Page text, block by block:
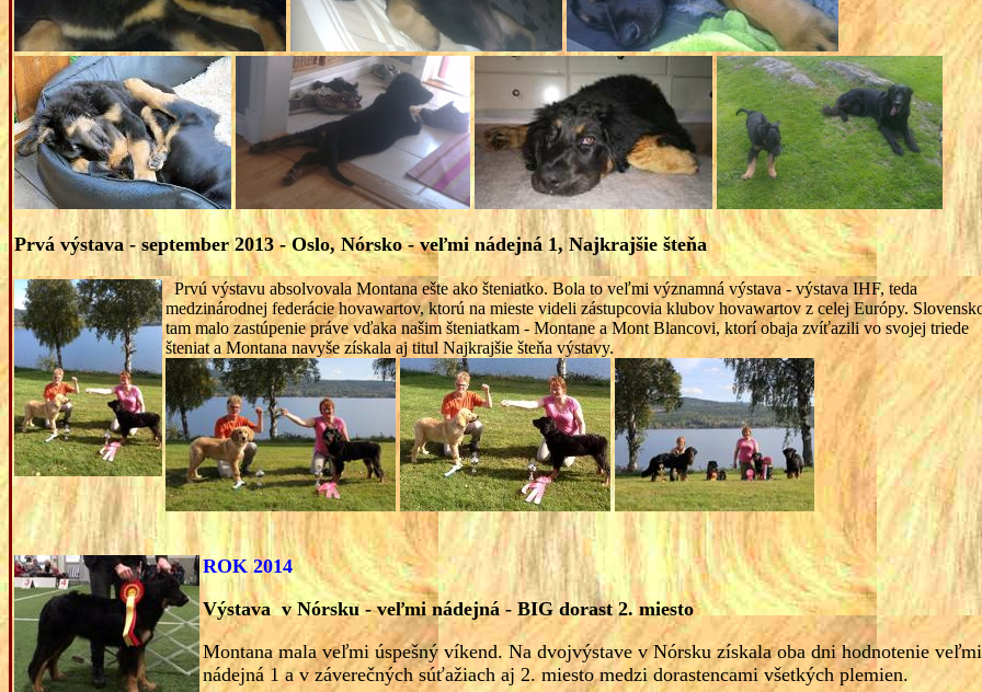
Prvá výstava - september 2013 - Oslo, Nórsko - veľmi nádejná 1, Najkrajšie šteňa
Prvú výstavu absolvovala Montana ešte ako šteniatko. Bola to veľmi významná výstava - výstava IHF, teda
medzinárodnej federácie hovawartov, ktorú na mieste videli zástupcovia klubov hovawartov z celej Európy.
tam malo zastúpenie práve vďaka našim šteniatkam - Montane a Mont Blancovi, ktorí obaja zvíťazili vo svojej triede
šteniat a Montana navyše získala aj titul Najkrajšie šteňa výstavy.
ROK 2014
Výstava v Nórsku - veľmi nádejná - BIG dorast 2. miesto
Montana mala veľmi úspešný víkend. Na dvojvýstave v Nórsku získala oba dni hodnotenie veľmi
nádejná 1 a v záverečných súťažiach aj 2. miesto medzi dorastencami všetkých plemien.